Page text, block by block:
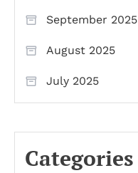
September 2025
August 2025
July 2025
Categories